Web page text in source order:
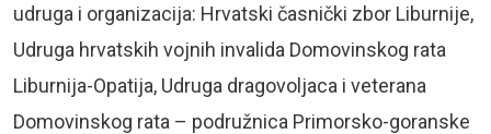
udruga i organizacija: Hrvatski časnički zbor Liburnije,
Udruga hrvatskih vojnih invalida Domovinskog rata
Liburnija-Opatija, Udruga dragovoljaca i veterana
Domovinskog rata – podružnica Primorsko-goranske